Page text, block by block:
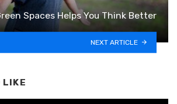
Spaces Helps You Think Better
NEXT ARTICLE
LIKE